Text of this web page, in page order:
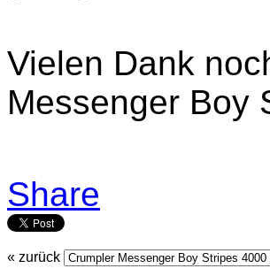
Vielen Dank
Messenger Boy
Share
« zurück